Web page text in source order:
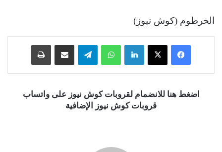
الخرطوم (كوش نيوز)
فيسبوك ‫X لينكدإن واتساب تيلقرام
اضغط هنا للانضمام لقروبات كوش نيوز على واتساب
قروبات كوش نيوز الإضافية